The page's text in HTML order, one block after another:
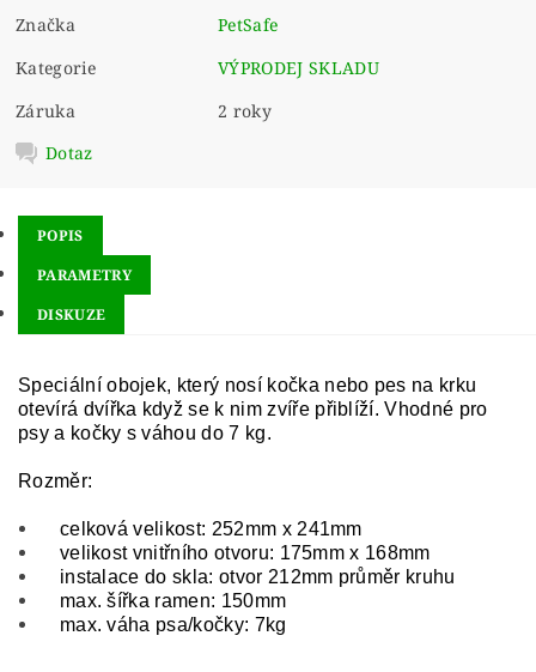
Značka
PetSafe
Kategorie
VÝPRODEJ SKLADU
Záruka
2 roky
Dotaz
POPIS
PARAMETRY
DISKUZE
Speciální obojek, který nosí kočka nebo pes na krku
otevírá dvířka když se k nim zvíře přiblíží. Vhodné pro
psy a kočky s váhou do 7 kg.
Rozměr:
celková velikost: 252mm x 241mm
velikost vnitřního otvoru: 175mm x 168mm
instalace do skla: otvor 212mm průměr kruhu
max. šířka ramen: 150mm
max. váha psa/kočky: 7kg